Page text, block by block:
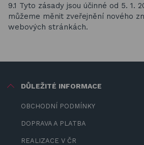
9.1 Tyto zásady jsou účinné od 5. 1.
můžeme měnit zveřejnění nového
webových stránkách.
DŮLEŽITÉ INFORMACE
OBCHODNÍ PODMÍNKY
DOPRAVA A PLATBA
REALIZACE V ČR